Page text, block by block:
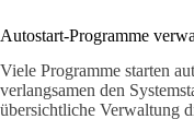
Autostart-Programme
Viele Programme starten
verlangsamen den
übersichtliche Verwaltung